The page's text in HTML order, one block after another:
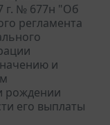
г. № 677н "Об
регламента
и
рождении
его выплаты